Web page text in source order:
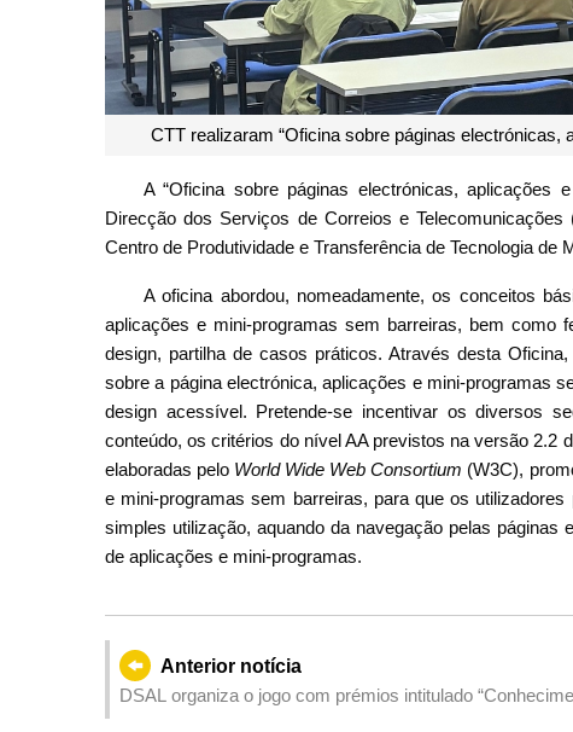
CTT realizaram “Oficina sobre páginas
A “Oficina sobre páginas electrónicas, aplicações
Direcção dos Serviços de Correios e
Centro de Produtividade e Transferência de Tecnologia de
A oficina abordou, nomeadamente, os conceitos
aplicações e mini-programas sem barreiras, bem como
design, partilha de casos práticos. Através desta
sobre a página electrónica, aplicações e mini-programas
design acessível. Pretende-se incentivar os diversos
conteúdo, os critérios do nível AA previstos na versão 2.2
elaboradas pelo World Wide Web Consortium (W3C),
e mini-programas sem barreiras, para que os
simples utilização, aquando da navegação pelas
de aplicações e mini-programas.
Anterior notícia
DSAL organiza o jogo com prémios intitulado